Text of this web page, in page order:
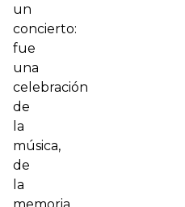
un
concierto:
fue
una
celebración
de
la
música,
de
la
memoria